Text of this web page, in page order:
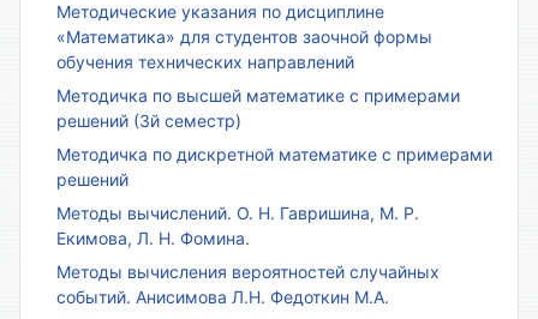
Методические указания по дисциплине
«Математика» для студентов заочной формы
обучения технических направлений
Методичка по высшей математике с примерами
решений (3й семестр)
Методичка по дискретной математике с примерами
решений
Методы вычислений. О. Н. Гавришина, М. Р.
Екимова, Л. Н. Фомина.
Методы вычисления вероятностей случайных
событий. Анисимова Л.Н. Федоткин М.А.